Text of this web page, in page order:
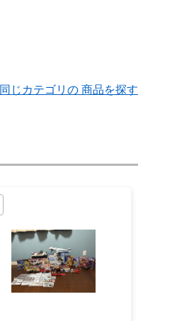
同じカテゴリの 商品を探す